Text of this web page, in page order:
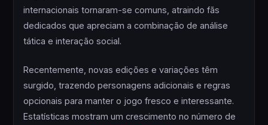
internacionais tornaram-se comuns, atraindo fãs
dedicados que apreciam a combinação de análise
tática e interação social.
Recentemente, novas edições e variações têm
surgido, trazendo personagens adicionais e regras
opcionais para manter o jogo fresco e interessante.
Estatísticas mostram um crescimento no número de